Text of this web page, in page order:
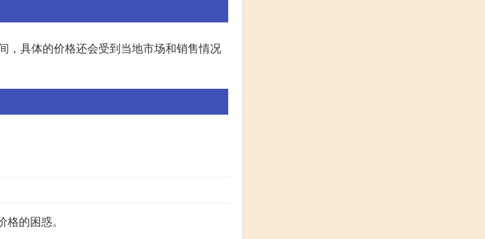
，具体的价格还会受到当地市场和销售情况
的困惑。